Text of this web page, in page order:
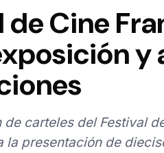
de Cine
y
de carteles del Festival
la presentación de